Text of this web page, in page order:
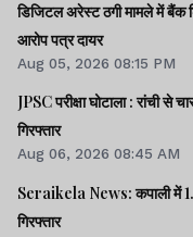
डिजिटल अरेस्ट ठगी मामले में बैंक
आरोप पत्र दायर
Aug 05, 2026 08:15 PM
JPSC परीक्षा घोटाला : रांची
गिरफ्तार
Aug 06, 2026 08:45 AM
Seraikela News: कपाली में
गिरफ्तार